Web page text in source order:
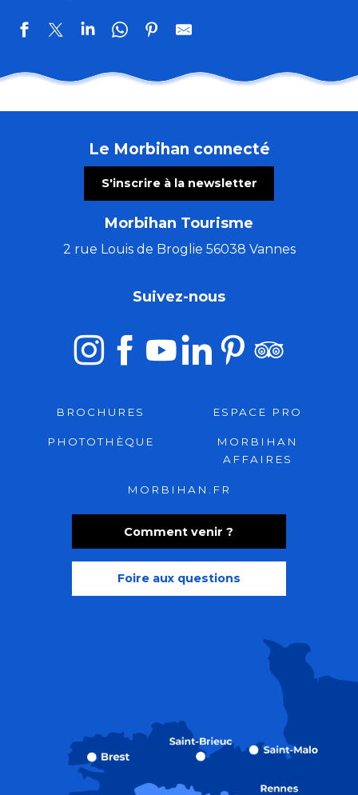
Les Incontournables : du retable aux lumières de
Concert de la chorale de Pontivy
Les nocturnes des créatrices
Atelier de peinture à l'aquarelle - Quai d'Orange
Vivre d'Amour
Visite du Moulin de Tremel
Le Morbihan connecté
S'inscrire à la newsletter
Morbihan Tourisme
2 rue Louis de Broglie 56038 Vannes
Comment venir ?
Foire aux questions
Suivez-nous
BROCHURES ESPACE PRO
PHOTOTHÈQUE
MORBIHAN
AFFAIRES
MORBIHAN.FR